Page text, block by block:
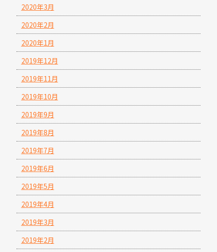
2020年3月
2020年2月
2020年1月
2019年12月
2019年11月
2019年10月
2019年9月
2019年8月
2019年7月
2019年6月
2019年5月
2019年4月
2019年3月
2019年2月